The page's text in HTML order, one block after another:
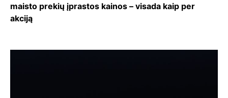
maisto prekių įprastos kainos – visada kaip per
akciją